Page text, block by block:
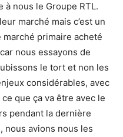
à nous le Groupe RTL.
marché mais c’est un
primaire acheté
nous essayons de
le tort et non les
considérables, avec
que ça va être avec le
pendant la dernière
nous avions nous les